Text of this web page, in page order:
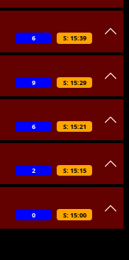
S: 15:39
6
S: 15:29
9
S: 15:21
6
S: 15:15
2
S: 15:00
0